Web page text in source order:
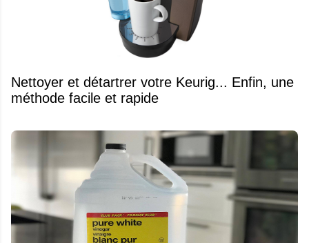
Nettoyer et détartrer votre Keurig... Enfin, une
méthode facile et rapide